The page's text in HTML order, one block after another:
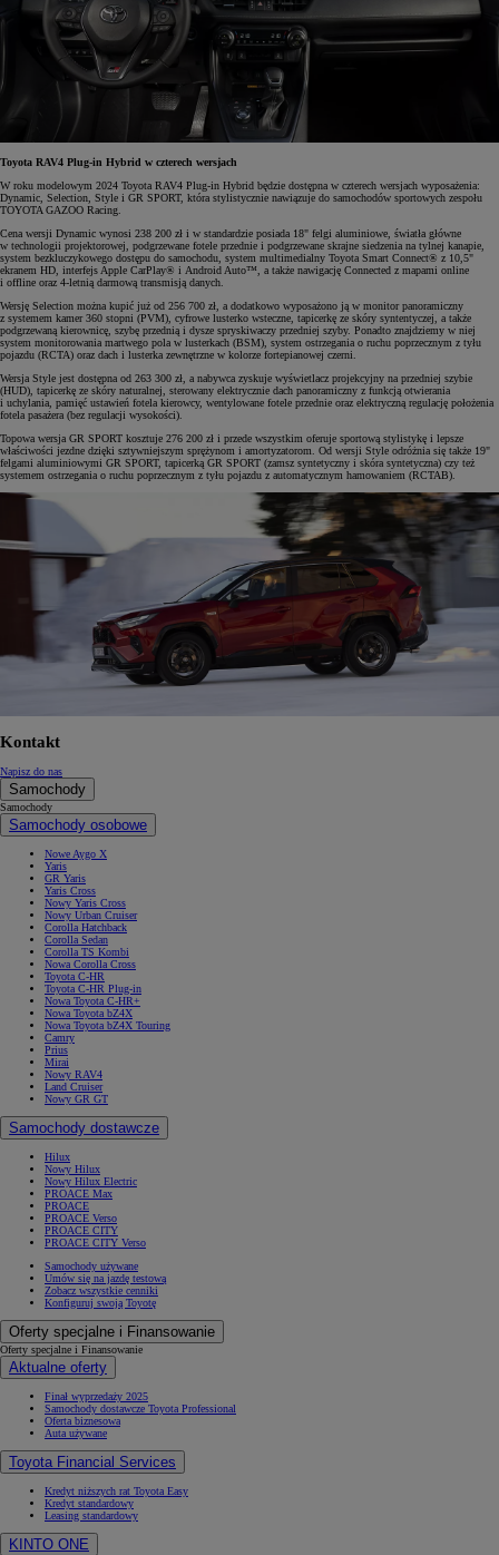
Toyota RAV4 Plug-in Hybrid w czterech wersjach
W roku modelowym 2024 Toyota RAV4 Plug-in Hybrid będzie dostępna w czterech wersjach wyposażenia:
Dynamic, Selection, Style i GR SPORT, która stylistycznie nawiązuje do samochodów sportowych zespołu
TOYOTA GAZOO Racing.
Cena wersji Dynamic wynosi 238 200 zł i w standardzie posiada 18" felgi aluminiowe, światła główne
w technologii projektorowej, podgrzewane fotele przednie i podgrzewane skrajne siedzenia na tylnej kanapie,
system bezkluczykowego dostępu do samochodu, system multimedialny Toyota Smart Connect® z 10,5"
ekranem HD, interfejs Apple CarPlay® i Android Auto™, a także nawigację Connected z mapami online
i offline oraz 4-letnią darmową transmisją danych.
Wersję Selection można kupić już od 256 700 zł, a dodatkowo wyposażono ją w monitor panoramiczny
z systemem kamer 360 stopni (PVM), cyfrowe lusterko wsteczne, tapicerkę ze skóry syntentyczej, a także
podgrzewaną kierownicę, szybę przednią i dysze spryskiwaczy przedniej szyby. Ponadto znajdziemy w niej
system monitorowania martwego pola w lusterkach (BSM), system ostrzegania o ruchu poprzecznym z tyłu
pojazdu (RCTA) oraz dach i lusterka zewnętrzne w kolorze fortepianowej czerni.
Wersja Style jest dostępna od 263 300 zł, a nabywca zyskuje wyświetlacz projekcyjny na przedniej szybie
(HUD), tapicerkę ze skóry naturalnej, sterowany elektrycznie dach panoramiczny z funkcją otwierania
i uchylania, pamięć ustawień fotela kierowcy, wentylowane fotele przednie oraz elektryczną regulację położenia
fotela pasażera (bez regulacji wysokości).
Topowa wersja GR SPORT kosztuje 276 200 zł i przede wszystkim oferuje sportową stylistykę i lepsze
właściwości jezdne dzięki sztywniejszym sprężynom i amortyzatorom. Od wersji Style odróżnia się także 19"
felgami aluminiowymi GR SPORT, tapicerką GR SPORT (zamsz syntetyczny i skóra syntetyczna) czy też
systemem ostrzegania o ruchu poprzecznym z tyłu pojazdu z automatycznym hamowaniem (RCTAB).
Kontakt
Napisz do nas
Samochody
Samochody
Samochody osobowe
Nowe Aygo X
Yaris
GR Yaris
Yaris Cross
Nowy Yaris Cross
Nowy Urban Cruiser
Corolla Hatchback
Corolla Sedan
Corolla TS Kombi
Nowa Corolla Cross
Toyota C-HR
Toyota C-HR Plug-in
Nowa Toyota C-HR+
Nowa Toyota bZ4X
Nowa Toyota bZ4X Touring
Camry
Prius
Mirai
Nowy RAV4
Land Cruiser
Nowy GR GT
Samochody dostawcze
Hilux
Nowy Hilux
Nowy Hilux Electric
PROACE Max
PROACE
PROACE Verso
PROACE CITY
PROACE CITY Verso
Samochody używane
Umów się na jazdę testową
Zobacz wszystkie cenniki
Konfiguruj swoją Toyotę
Oferty specjalne i Finansowanie
Oferty specjalne i Finansowanie
Aktualne oferty
Finał wyprzedaży 2025
Samochody dostawcze Toyota Professional
Oferta biznesowa
Auta używane
Toyota Financial Services
Kredyt niższych rat Toyota Easy
Kredyt standardowy
Leasing standardowy
KINTO ONE